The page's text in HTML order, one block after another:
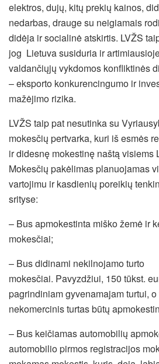
elektros, dujų, kitų prekių kainos,
nedarbas, drauge su neigiamais
didėja ir socialinė atskirtis. LVŽS
jog Lietuva susiduria ir
valdančiųjų vykdomos konfliktinės
– eksporto konkurencingumo ir
mažėjimo rizika.
LVŽS taip pat nesutinka su
mokesčių pertvarka, kuri iš esmės
ir didesnę mokestinę naštą visiems
Mokesčių pakėlimas planuojamas
vartojimu ir kasdienių poreikių
srityse:
– Bus apmokestinta miško žemė ir
mokesčiai;
– Bus didinami nekilnojamo turto
mokesčiai. Pavyzdžiui, 150 tūkst.
pagrindiniam gyvenamajam turtui,
nekomercinis turtas būtų
– Bus keičiamas automobilių
automobilio pirmos registracijos